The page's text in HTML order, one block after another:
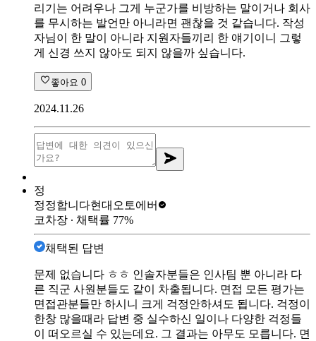
리기는 어려우나 그게 누군가를 비방하는 말이거나 회사
를 무시하는 발언만 아니라면 괜찮을 것 같습니다. 작성
자님이 한 말이 아니라 지원자들끼리 한 얘기이니 그렇
게 신경 쓰지 않아도 되지 않을까 싶습니다.
좋아요 0
2024.11.26
정
정정합니다현대오토에버
코차장 ∙ 채택률 77%
채택된 답변
문제 없습니다 ㅎㅎ 인솔자분들은 인사팀 뿐 아니라 다
른 직군 사원분들도 같이 차출됩니다. 면접 모든 평가는
면접관분들만 하시니 크게 걱정안하셔도 됩니다. 걱정이
한창 많을때라 답변 중 실수하신 일이나 다양한 걱정들
이 떠오르실 수 있는데요. 그 결과는 아무도 모릅니다. 면